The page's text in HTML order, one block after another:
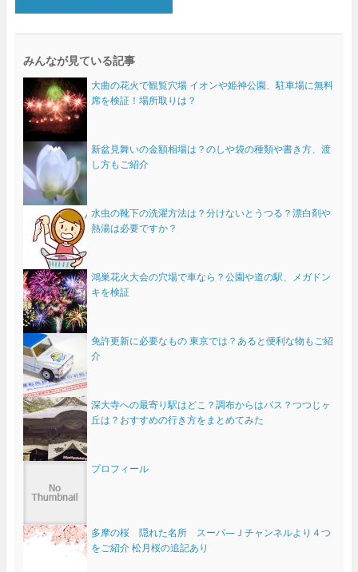
みんなが見ている記事
大曲の花火で観覧穴場 イオンや姫神公園、駐車場に無料
席を検証！場所取りは？
新盆見舞いの金額相場は？のしや袋の種類や書き方、渡
し方もご紹介
水虫の靴下の洗濯方法は？分けないとうつる？漂白剤や
熱湯は必要ですか？
鴻巣花火大会の穴場で車なら？公園や道の駅、メガドン
キを検証
免許更新に必要なもの 東京では？あると便利な物もご紹
介
深大寺への最寄り駅はどこ？調布からはバス？つつじヶ
丘は？おすすめの行き方をまとめてみた
プロフィール
多摩の桜 隠れた名所 スーパ―Ｊチャンネルより４つ
をご紹介 松月桜の追記あり